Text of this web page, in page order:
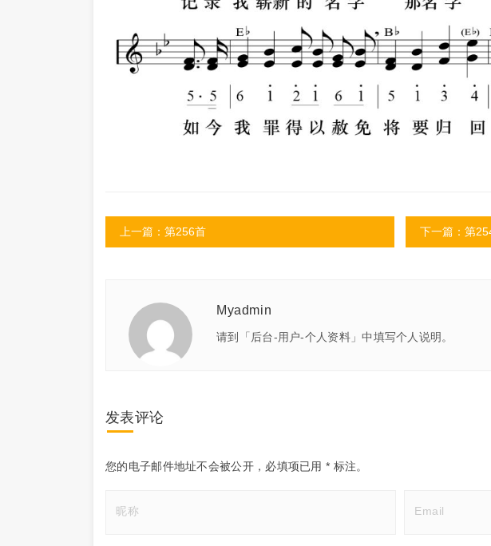
上一篇：第256首 下一篇：第
Myadmin
请到「后台-用户-个人资料」中填写个人说明。
发表评论
您的电子邮件地址不会被公开， 必填项已用* 标注。